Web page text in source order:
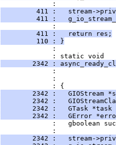
:
411 :   stream-
411 :
:
         411 :   return res;
         110 : }
:
: static void
2342 :
:
:
: {
2342 :   GIOStream
2342 :
2342 :   GTask *task
2342 :   GError
:   gboolean
:
2342 :   stream-